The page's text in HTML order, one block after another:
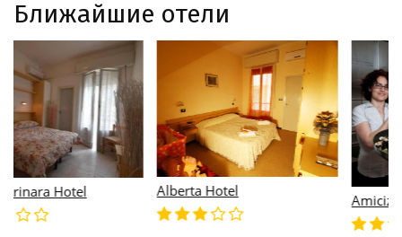
Ближайшие отели
Alberta Hotel
Amicizia